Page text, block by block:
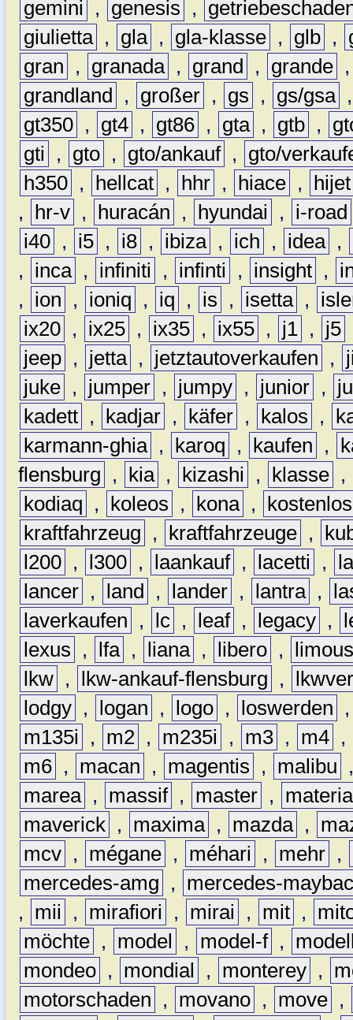
gemini
, genesis ,
giulietta , gla , gla-klasse , glb ,
gran
, granada , grand , grande
grandland
, großer , gs , gs/gsa
gt350 , gt4 , gt86 , gta , gtb ,
gti
, gto , gto/ankauf ,
gto/
h350 , hellcat , hhr , hiace ,
hijet
,
hr-v , huracán , hyundai ,
i-road
i40 , i5 , i8 , ibiza , ich , idea ,
,
inca , infiniti , infinti , insight ,
,
ion , ioniq , iq , is , isetta ,
ix20 , ix25 , ix35 , ix55 , j1 , j5
jeep , jetta , jetztautoverkaufen ,
juke , jumper , jumpy , junior ,
kadett , kadjar , käfer , kalos ,
karmann-ghia , karoq , kaufen ,
flensburg
, kia , kizashi , klasse ,
kodiaq
, koleos , kona ,
kostenlos
kraftfahrzeug
, kraftfahrzeuge ,
l200 , l300 , laankauf , lacetti ,
lancer , land , lander , lantra ,
laverkaufen
, lc , leaf , legacy ,
lexus
, lfa , liana , libero ,
lkw , lkw-ankauf-flensburg ,
lodgy , logan , logo , loswerden
m135i
, m2 , m235i , m3 , m4 ,
m6 , macan , magentis , malibu
marea , massif , master ,
materia
maverick , maxima , mazda ,
mcv , mégane , méhari , mehr ,
mercedes-amg
,
mercedes-
,
mii , mirafiori , mirai , mit ,
möchte , model , model-f ,
mondeo , mondial , monterey ,
motorschaden
, movano , move ,